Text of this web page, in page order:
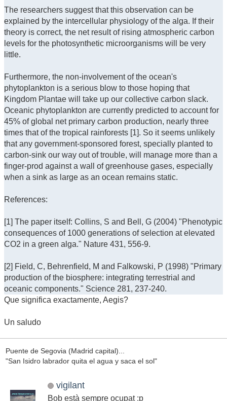
The researchers suggest that this observation can be
explained by the intercellular physiology of the alga. If their
theory is correct, the net result of rising atmospheric carbon
levels for the photosynthetic microorganisms will be very
little.
Furthermore, the non-involvement of the ocean's
phytoplankton is a serious blow to those hoping that
Kingdom Plantae will take up our collective carbon slack.
Oceanic phytoplankton are currently predicted to account for
45% of global net primary carbon production, nearly three
times that of the tropical rainforests [1]. So it seems unlikely
that any government-sponsored forest, specially planted to
carbon-sink our way out of trouble, will manage more than a
finger-prod against a wall of greenhouse gases, especially
when a sink as large as an ocean remains static.
References:
[1] The paper itself: Collins, S and Bell, G (2004) "Phenotypic
consequences of 1000 generations of selection at elevated
CO2 in a green alga." Nature 431, 556-9.
[2] Field, C, Behrenfield, M and Falkowski, P (1998) "Primary
production of the biosphere: integrating terrestrial and
oceanic components." Science 281, 237-240.
Que significa exactamente, Aegis?
Un saludo
Puente de Segovia (Madrid capital)...
"San Isidro labrador quita el agua y saca el sol"
vigilant
Bob està sempre ocupat :p